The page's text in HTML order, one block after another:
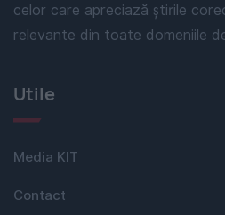
celor care apreciază știrile
relevante din toate domeniile
Utile
Media KIT
Contact